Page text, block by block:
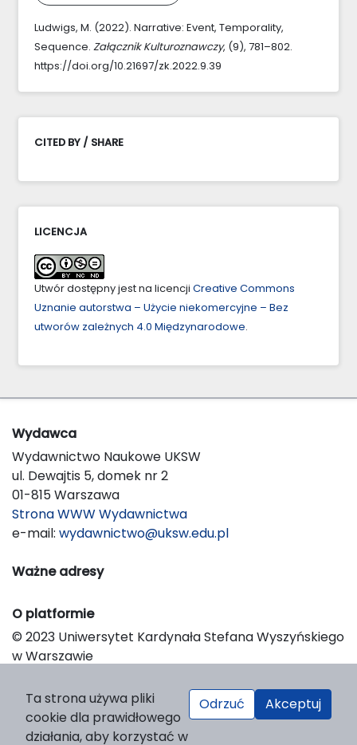
Ludwigs, M. (2022). Narrative: Event, Temporality,
Sequence. Załącznik Kulturoznawczy, (9), 781–802.
https://doi.org/10.21697/zk.2022.9.39
CITED BY / SHARE
LICENCJA
Utwór dostępny jest na licencji Creative Commons
Uznanie autorstwa – Użycie niekomercyjne – Bez
utworów zależnych 4.0 Międzynarodowe.
Wydawca
Wydawnictwo Naukowe UKSW
ul. Dewajtis 5, domek nr 2
01-815 Warszawa
Strona WWW Wydawnictwa
e-mail: wydawnictwo@uksw.edu.pl
Ważne adresy
O platformie
© 2023 Uniwersytet Kardynała Stefana Wyszyńskiego
w Warszawie
Platform & Workflow by OJS/PKP
Ta strona używa pliki
cookie dla prawidłowego
działania, aby korzystać w
Odrzuć Akceptuj